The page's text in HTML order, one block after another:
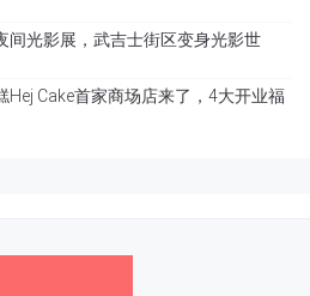
间光影展，武吉士街区变身光影世
Cake首家商场店来了，4大开业福